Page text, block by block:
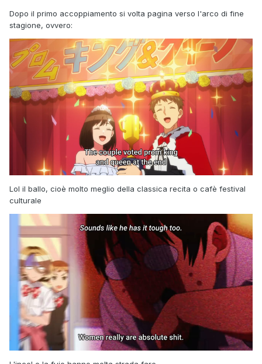
nnnnngggggghhhhhhhhhhh
durata random 11-16 minuti?
Cioè, la qualità è pure buona ma che cacchio è questa
durata? Hanno ucciso la serie
Dopo il primo accoppiamento si volta pagina verso l'arco di fine
stagione, ovvero:
Lol il ballo, cioè molto meglio della classica recita o cafè festival
culturale